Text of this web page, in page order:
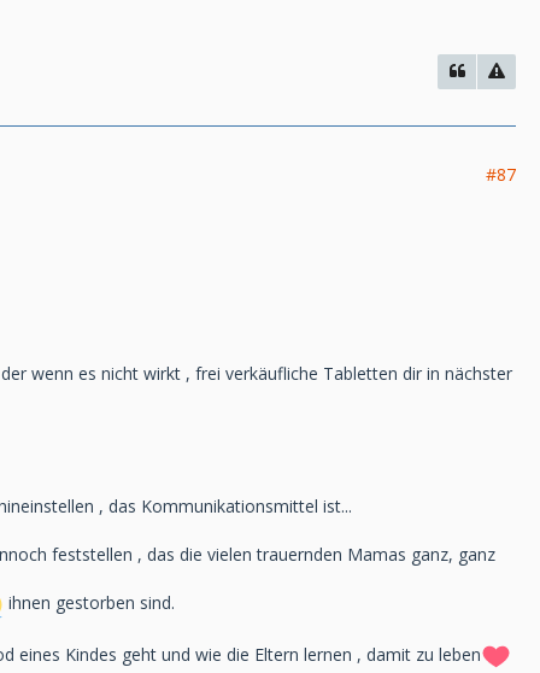
#87
wenn es nicht wirkt , frei verkäufliche Tabletten dir in nächster
, das Kommunikationsmittel ist...
feststellen , das die vielen trauernden Mamas ganz, ganz
ihnen gestorben sind.
eines Kindes geht und wie die Eltern lernen , damit zu leben